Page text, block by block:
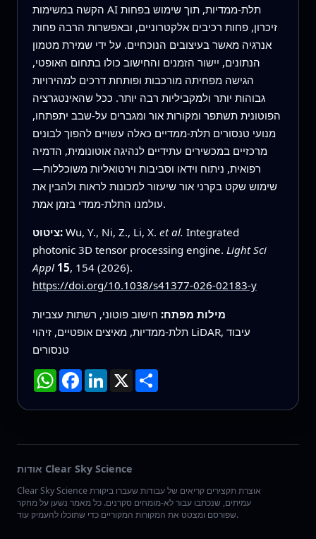
הקשה במשימות AI תלת‑ממדיות, תוך שימוש בפחות
זיכרון, פחות רכיבים אלקטרוניים, ובאפשרות הרבה פחות
אנרגיה מאשר בעיצובים הנוכחיים. על ידי שמירת מטמון
הנתונים, יישור הזמנים והחישוב כולו בתחום האופטי,
הגישה מפחיתה מורכבות ופותחת דרכים למהירויות
גבוהות יותר ולמקביליות רבה יותר. ככל שהאינטגרציה
הפוטונית תשתפר ומקורות אור ומגברים על‑שבב יתפתחו,
מנועי טנסורים תלת‑ממדיים כאלה עשויים להפוך לבונים
מרכזיים במכשירים עתידיים לנהיגה אוטונומית, הדמיה
רפואית, ניתוח וידאו וסביבות וירטואליות משוכללות—
שימוש שקט בקרני אור שיעזור למכונות לראות ולהבין את
עולמנו התלת‑ממדי בזמן אמת.
ציטוט: Wu, Y., Ni, Z., Li, X. et al. Integrated
photonic 3D tensor processing engine. Light Sci
Appl 15, 154 (2026).
https://doi.org/10.1038/s41377-026-02183-y
מילות מפתח: חישוב פוטוני, רשתות עצביות
תלת‑ממדיות, מאיצים אופטיים, זיהוי LiDAR, עיבוד
טנסורים
WhatsApp
Facebook
LinkedIn
X שתף
אודות Clear Sky Science
Clear Sky Science אוצרת תקצירים קריאים של עבודות שעברו ביקורת
עמיתים, שנכתבו עבור לא-מומחים סקרנים. כל מאמר נשען על מחקר
שפורסם ומצטט את המקורות המקוריים כדי שתוכלו להעמיק עוד.